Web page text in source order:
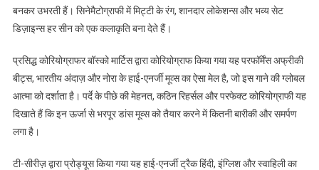
बनकर उभरती हैं। सिनेमैटोग्राफी में मिट्टी के रंग, शानदार लोकेशन्स और भव्य सेट
डिज़ाइन्स हर सीन को एक कलाकृति बना देते हैं।
प्रसिद्ध कोरियोग्राफर बॉस्को मार्टिस द्वारा कोरियोग्राफ किया गया यह परफॉर्मेंस अफ्रीकी
बीट्स, भारतीय अंदाज़ और नोरा के हाई-एनर्जी मूव्स का ऐसा मेल है, जो इस गाने की ग्लोबल
आत्मा को दर्शाता है। पर्दे के पीछे की मेहनत, कठिन रिहर्सल और परफेक्ट कोरियोग्राफी यह
दिखाते हैं कि इन ऊर्जा से भरपूर डांस मूव्स को तैयार करने में कितनी बारीकी और समर्पण
लगा है।
टी-सीरीज़ द्वारा प्रोड्यूस किया गया यह हाई-एनर्जी ट्रैक हिंदी, इंग्लिश और स्वाहिली का